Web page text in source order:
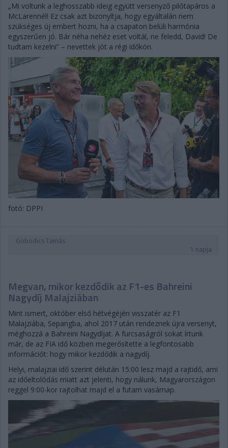
„Mi voltunk a leghosszabb ideig együtt versenyző pilótapáros a
McLarennél! Ez csak azt bizonyítja, hogy egyáltalán nem
szükséges új embert hozni, ha a csapaton belüli harmónia
egyszerűen jó. Bár néha nehéz eset voltál, ne feledd, David! De
tudtam kezelni” – nevettek jót a régi időkön.
fotó: DPPI
Gobodics Tamás
1 napja
Megvan, mikor kezdődik az F1-es Bahreini
Nagydíj Malajziában
Mint ismert, október első hétvégéjén visszatér az F1
Malajziába, Sepangba, ahol 2017 után rendeznek újra versenyt,
méghozzá a Bahreini Nagydíjat. A furcsaságról sokat írtunk
már, de az FIA idő közben megerősítette a legfontosabb
információt: hogy mikor kezdődik a nagydíj.
Helyi, malajziai idő szerint délután 15:00 lesz majd a rajtidő, ami
az időeltolódás miatt azt jelenti, hogy nálunk, Magyarországon
reggel 9:00-kor rajtolhat majd el a futam vasárnap.